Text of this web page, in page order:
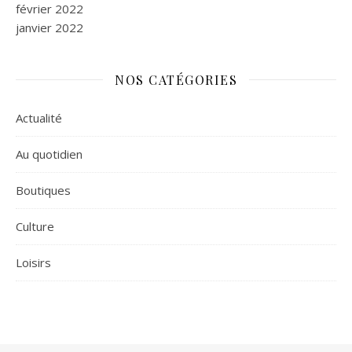
février 2022
janvier 2022
NOS CATÉGORIES
Actualité
Au quotidien
Boutiques
Culture
Loisirs